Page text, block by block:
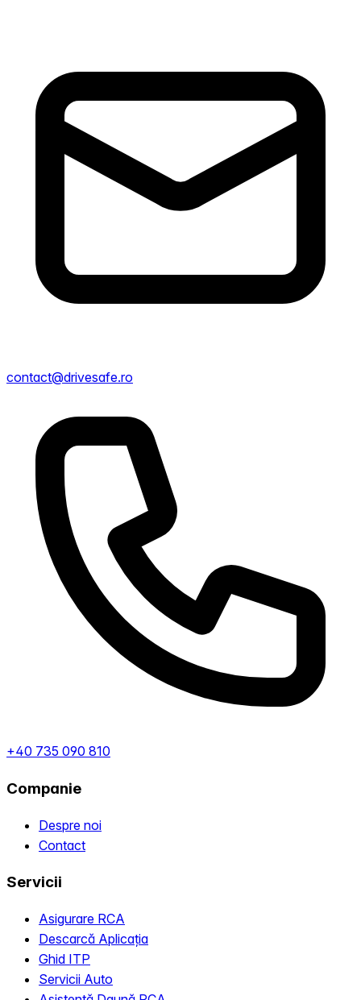
contact@drivesafe.ro
+40 735 090 810
Companie
Despre noi
Contact
Servicii
Asigurare RCA
Descarcă Aplicația
Ghid ITP
Servicii Auto